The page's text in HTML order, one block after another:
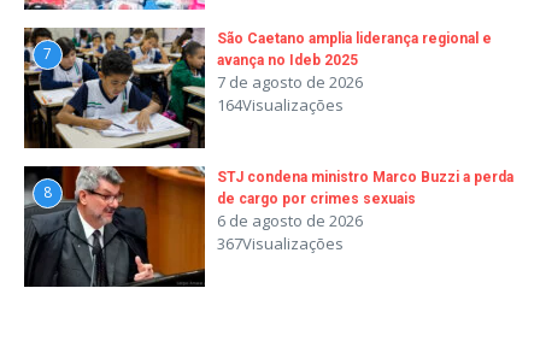
7
São Caetano amplia liderança regional e
avança no Ideb 2025
7 de agosto de 2026
164Visualizações
8
STJ condena ministro Marco Buzzi a perda
de cargo por crimes sexuais
6 de agosto de 2026
367Visualizações